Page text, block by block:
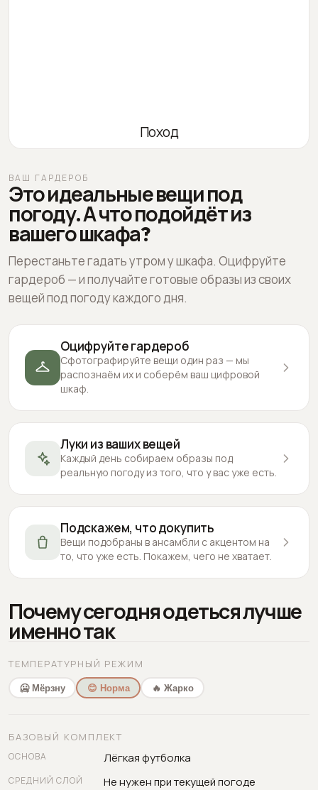
Поход
ВАШ ГАРДЕРОБ
Это идеальные вещи под
погоду. А что подойдёт из
вашего шкафа?
Перестаньте гадать утром у шкафа. Оцифруйте
гардероб — и получайте готовые образы из своих
вещей под погоду каждого дня.
Оцифруйте гардероб
Сфотографируйте вещи один раз — мы
распознаём их и соберём ваш цифровой
шкаф.
Луки из ваших вещей
Каждый день собираем образы под
реальную погоду из того, что у вас уже есть.
Подскажем, что докупить
Вещи подобраны в ансамбли с акцентом на
то, что уже есть. Покажем, чего не хватает.
Почему сегодня одеться лучше
именно так
ТЕМПЕРАТУРНЫЙ РЕЖИМ
🥶 Мёрзну 😊 Норма 🔥 Жарко
БАЗОВЫЙ КОМПЛЕКТ
ОСНОВА Лёгкая футболка
СРЕДНИЙ СЛОЙ Не нужен при текущей погоде